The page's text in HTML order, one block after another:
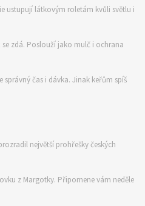
ustupují látkovým roletám kvůli světlu i
zdá. Poslouží jako mulč i ochrana
čas i dávka. Jinak keřům spíš
největší prohřešky českých
z Margotky. Připomene vám neděle